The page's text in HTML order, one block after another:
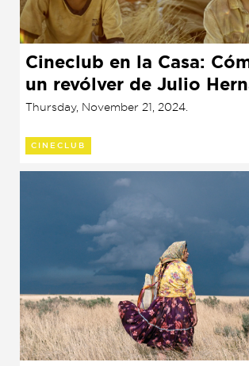
Cineclub en la Casa:
un revólver de Julio
Cordón (2018)
Thursday, November 21, 2024.
CINECLUB